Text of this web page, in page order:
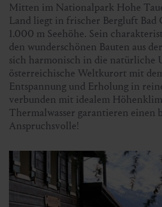
Mitten im Nationalpark Hohe
Land liegt in frischer Bergluft Bad
1.000 m Seehöhe. Sein
den wunderschönen Bauten aus
sich harmonisch in die natürliche
österreichische Weltkurort mit
Entspannung und Erholung in
verbunden mit idealem
Thermalwasser garantieren einen
Anspruchsvolle!